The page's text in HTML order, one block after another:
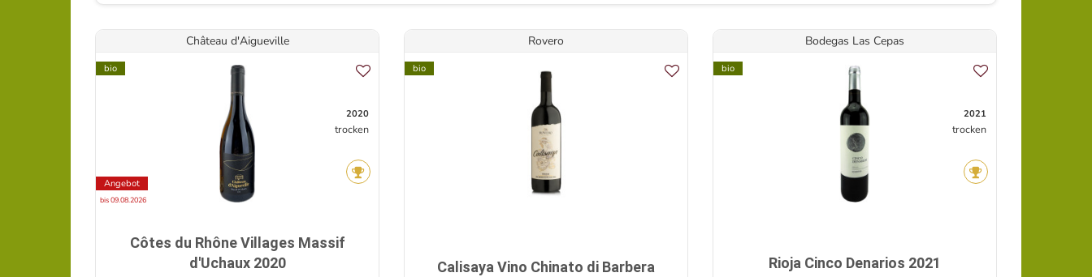
Château d'Aigueville
bio
Angebot
bis 09.08.2026
2020
trocken
Côtes du Rhône Villages Massif
d'Uchaux 2020
Rovero
bio
Calisaya Vino Chinato di Barbera
Bodegas Las Cepas
bio
2021
trocken
Rioja Cinco Denarios 2021